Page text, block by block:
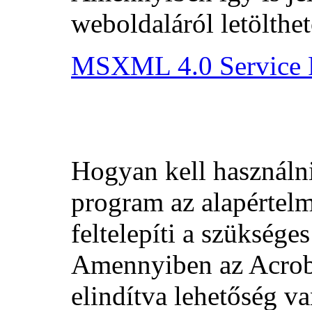
weboldaláról
MSXML 4.0 Service
Hogyan kell
program az
feltelepíti a
Amennyiben az
elindítva lehetőség